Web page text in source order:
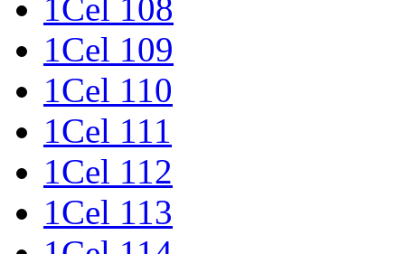
1Cel 108
1Cel 109
1Cel 110
1Cel 111
1Cel 112
1Cel 113